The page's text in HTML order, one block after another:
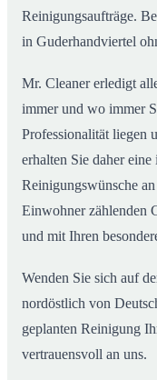
Reinigungsaufträge.
in Guderhandviertel
Mr. Cleaner erledigt
immer und wo immer
Professionalität liegen
erhalten Sie daher
Reinigungswünsche
Einwohner zählenden
und mit Ihren
Wenden Sie sich auf
nordöstlich von
geplanten Reinigung
vertrauensvoll an uns.